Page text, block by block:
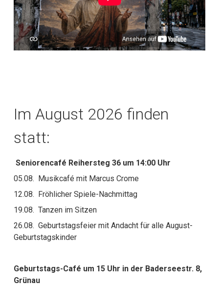
Im August 2026 finden
statt:
Seniorencafé Reihersteg 36 um 14:00 Uhr
05.08. Musikcafé mit Marcus Crome
12.08. Fröhlicher Spiele-Nachmittag
19.08. Tanzen im Sitzen
26.08. Geburtstagsfeier mit Andacht für alle August-
Geburtstagskinder
Geburtstags-Café um 15 Uhr in der Baderseestr. 8,
Grünau